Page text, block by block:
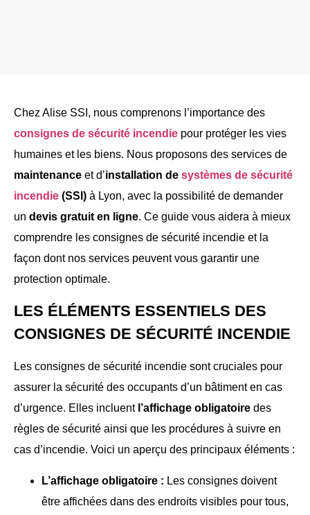
Chez Alise SSI, nous comprenons l’importance des
consignes de sécurité incendie pour protéger les vies
humaines et les biens. Nous proposons des services de
maintenance et d’installation de systèmes de sécurité
incendie (SSI) à Lyon, avec la possibilité de demander
un devis gratuit en ligne. Ce guide vous aidera à mieux
comprendre les consignes de sécurité incendie et la
façon dont nos services peuvent vous garantir une
protection optimale.
LES ÉLÉMENTS ESSENTIELS DES
CONSIGNES DE SÉCURITÉ INCENDIE
Les consignes de sécurité incendie sont cruciales pour
assurer la sécurité des occupants d’un bâtiment en cas
d’urgence. Elles incluent l’affichage obligatoire des
règles de sécurité ainsi que les procédures à suivre en
cas d’incendie. Voici un aperçu des principaux éléments :
L’affichage obligatoire : Les consignes doivent
être affichées dans des endroits visibles pour tous,